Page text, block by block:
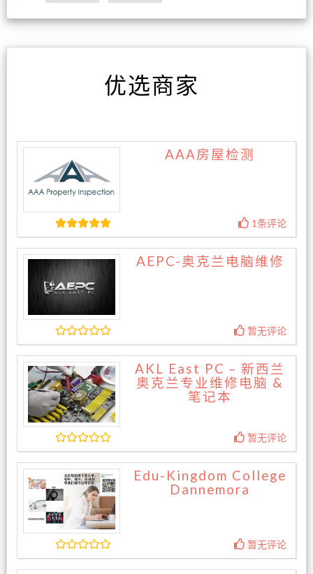
优选商家
AAA房屋检测
1条评论
AEPC-奥克兰电脑维修
暂无评论
AKL East PC – 新西兰
奥克兰专业维修电脑 &
笔记本
暂无评论
Edu-Kingdom College
Dannemora
暂无评论